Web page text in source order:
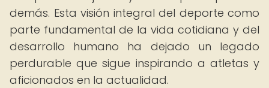
demás. Esta visión integral del deporte como
parte fundamental de la vida cotidiana y del
desarrollo humano ha dejado un legado
perdurable que sigue inspirando a atletas y
aficionados en la actualidad.